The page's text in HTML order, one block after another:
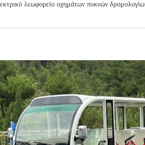
λεωφορείο οχημάτων πυκνών